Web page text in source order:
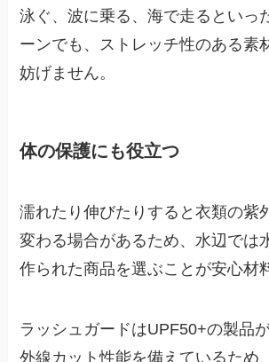
泳ぐ、波に乗る、海で走るといっ
ーンでも、ストレッチ性のある素
妨げません。
体の保護にも役立つ
濡れたり伸びたりすると衣類の紫
変わる場合があるため、水辺では
作られた商品を選ぶことが安心材
ラッシュガードはUPF50+の製品
外線カット性能を備えているため